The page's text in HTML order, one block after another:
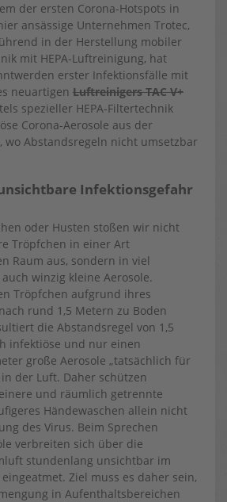
der ersten Corona-Hotspots in
ansässige Unternehmen Trotec,
in der Herstellung mobiler
mit HEPA-Luftreinigung, hat
erster Infektionsfälle mit
neuartigen Luftreinigers TAC V+
spezieller HEPA-Filtertechnik
Corona-Aerosole aus der
wo Abstandsregeln nicht umsetzbar
Infektionsgefahr
oder Husten stoßen wir nicht
Tröpfchen in einer Art
Raum aus, sondern in viel
winzig kleine Aerosole.
Tröpfchen aufgrund ihres
rund 1,5 Metern zu Boden
die Abstandsregel von 1,5
infektiöse und nur einen
große Aerosole „tatsächlich für
der Luft. Daher schützen
und räumlich getrennte
Händewaschen allein nicht
des Virus. Beim Sprechen
verbreiten sich über die
stundenlang unsichtbar im
Ziel muss es daher sein,
in Aufenthaltsbereichen